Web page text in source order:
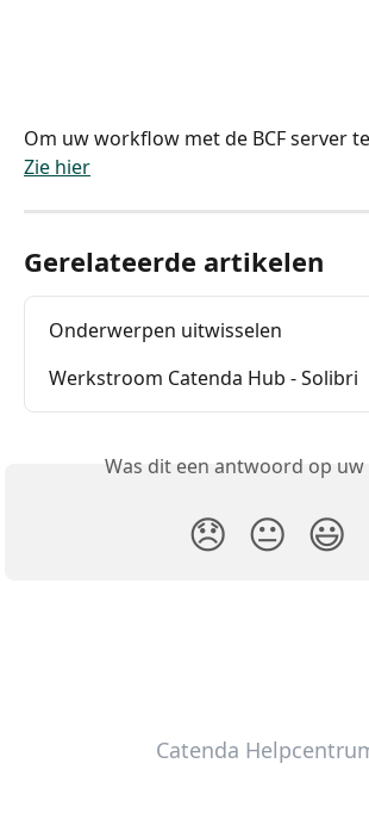
Om uw workflow met de BCF server
Zie hier
Gerelateerde artikelen
Onderwerpen uitwisselen
Werkstroom Catenda Hub - Solibri
Was dit een antwoord op uw
😞 😐 😃
Catenda